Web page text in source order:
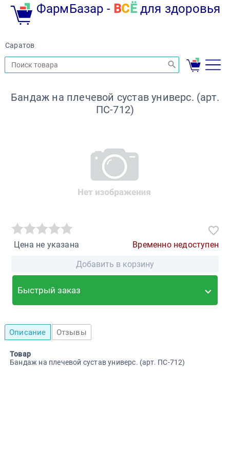
ФармБазар - ВС Ёдля здоровья
Саратов
Бандаж на плечевой сустав универс. (арт.
ПС-712)
Цена не указана
Временно недоступен
Добавить в корзину
Быстрый заказ
Описание Отзывы
Товар
Бандаж на плечевой сустав универс. (арт. ПС-712)